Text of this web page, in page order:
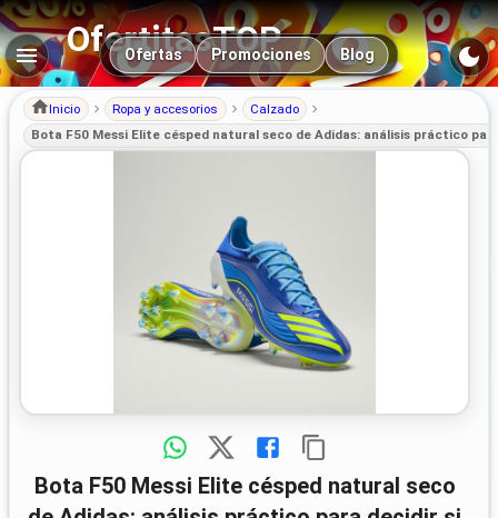
OfertitasTOP
Navegación principal
Ofertas Promociones Blog
Inicio Ropa y accesorios
Calzado
Bota F50 Messi Elite césped natural seco de Adidas: análisis práctico
Bota F50 Messi Elite césped natural seco